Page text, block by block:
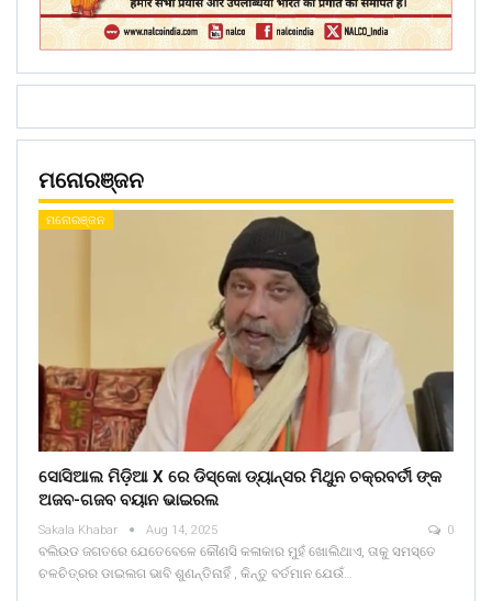
ମନୋରଞ୍ଜନ
ମନୋରଞ୍ଜନ
ସୋସିଆଲ ମିଡ଼ିଆ X ରେ ଡିସ୍କୋ ଡ୍ୟାନ୍ସର ମିଥୁନ ଚକ୍ରବର୍ତୀ ଙ୍କ
ଅଜବ-ଗଜବ ବୟାନ ଭାଇରଲ
Sakala Khabar Aug 14, 2025 0
ବଲିଉଡ ଜଗତରେ ଯେତେବେଳେ କୌଣସି କଳାକାର ମୁହଁ ଖୋଲିଥାଏ, ତାକୁ ସମସ୍ତେ
ଚଳଚିତ୍ରର ଡାଇଲଗ ଭାବି ଶୁଣନ୍ତିନାହିଁ , କିନ୍ତୁ ବର୍ତମାନ ଯେଉଁ…